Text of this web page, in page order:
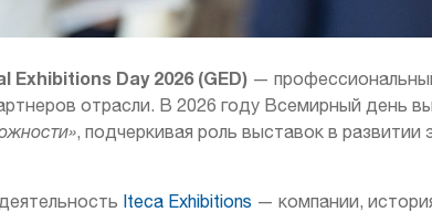
Exhibitions Day 2026 (GED) —
отрасли. В 2026 году Всемирный день
, подчеркивая роль выставок в
Iteca Exhibitions — компании,